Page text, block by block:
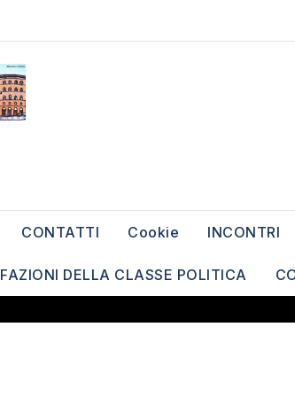
CONTATTI Cookie INCONTRI
FAZIONI DELLA CLASSE POLITICA